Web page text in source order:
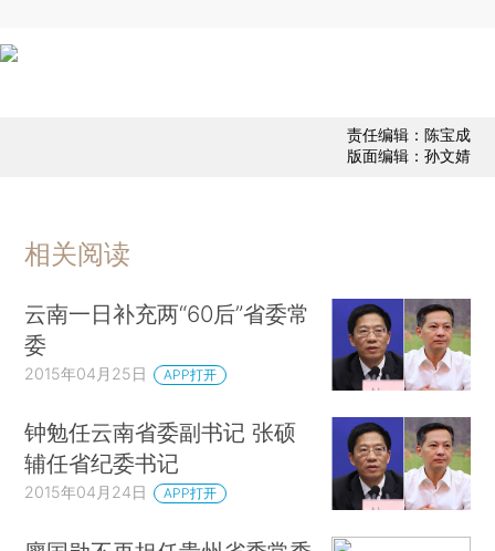
责任编辑：陈宝成
版面编辑：孙文婧
相关阅读
云南一日补充两“60后”省委常
委
2015年04月25日 APP打开
钟勉任云南省委副书记 张硕
辅任省纪委书记
2015年04月24日 APP打开